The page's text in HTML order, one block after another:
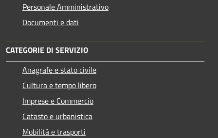
Personale Amministrativo
Documenti e dati
CATEGORIE DI SERVIZIO
Anagrafe e stato civile
Cultura e tempo libero
Imprese e Commercio
Catasto e urbanistica
Mobilità e trasporti